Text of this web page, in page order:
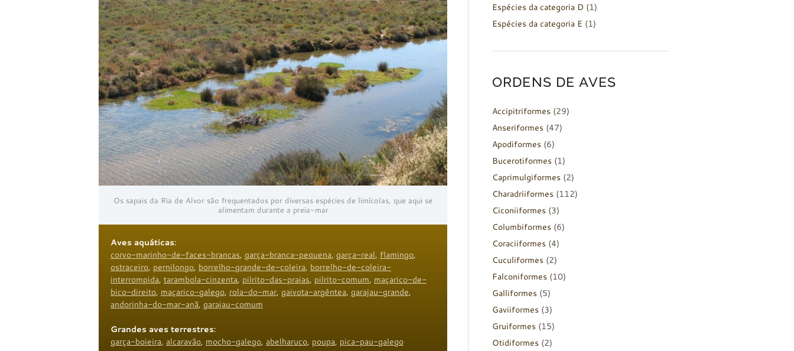
Os sapais da Ria de Alvor são frequentados por diversas espécies de limícolas, que aqui se
alimentam durante a preia-mar
Aves aquáticas:
corvo-marinho-de-faces-brancas, garça-branca-pequena, garça-real, flamingo,
ostraceiro, pernilongo, borrelho-grande-de-coleira, borrelho-de-coleira-
interrompida, tarambola-cinzenta, pilrito-das-praias, pilrito-comum, maçarico-de-
bico-direito, maçarico-galego, rola-do-mar, gaivota-argêntea, garajau-grande,
andorinha-do-mar-anã, garajau-comum
Grandes aves terrestres:
garça-boieira, alcaravão, mocho-galego, abelharuco, poupa, pica-pau-galego
Espécies da categoria D (1)
Espécies da categoria E (1)
ORDENS DE AVES
Accipitriformes (29)
Anseriformes (47)
Apodiformes (6)
Bucerotiformes (1)
Caprimulgiformes (2)
Charadriiformes (112)
Ciconiiformes (3)
Columbiformes (6)
Coraciiformes (4)
Cuculiformes (2)
Falconiformes (10)
Galliformes (5)
Gaviiformes (3)
Gruiformes (15)
Otidiformes (2)